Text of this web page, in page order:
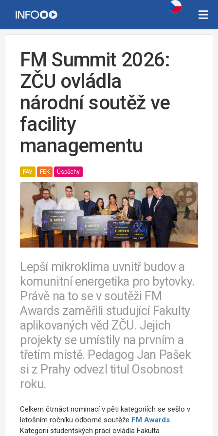
FM Summit 2026:
ZČU ovládla
národní soutěž ve
facility
managementu
FAV FEK Úspěchy
Lepší mikroklima uvnitř budov a
komunitní energetika pro bytovky.
Právě na to se v soutěži FM
Awards zaměřili studující Fakulty
aplikovaných věd ZČU. Jejich
projekty se umístily na prvním a
třetím místě. Pedagog Jan Pašek
si z Prahy odvezl titul Osobnost
roku.
Celkem čtrnáct nominací v pěti kategoriích se sešlo v
letošním ročníku odborné soutěže FM Awards.
Kategorii studentských prací ovládla Fakulta